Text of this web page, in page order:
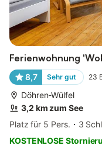
Ferienwohnung
8,7 Sehr gut 23
Döhren-Wülfel
3,2 km zum See
Platz für 5 Pers.
3
KOSTENLOSE